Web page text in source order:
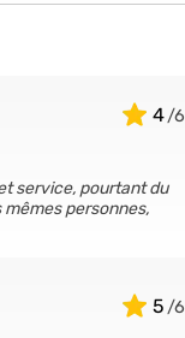
4
service, pourtant du
personnes,
5